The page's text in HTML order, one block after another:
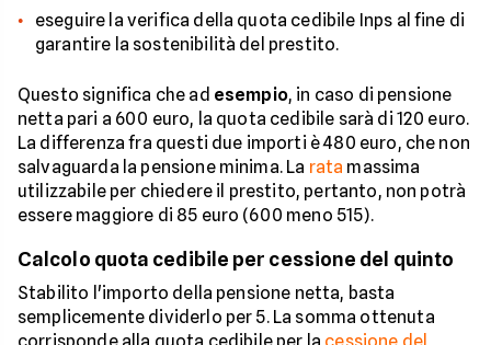
eseguire la verifica della quota cedibile Inps al fine di
garantire la sostenibilità del prestito.
Questo significa che ad esempio, in caso di pensione
netta pari a 600 euro, la quota cedibile sarà di 120 euro.
La differenza fra questi due importi è 480 euro, che non
salvaguarda la pensione minima. La rata massima
utilizzabile per chiedere il prestito, pertanto, non potrà
essere maggiore di 85 euro (600 meno 515).
Calcolo quota cedibile per cessione del quinto
Stabilito l'importo della pensione netta, basta
semplicemente dividerlo per 5. La somma ottenuta